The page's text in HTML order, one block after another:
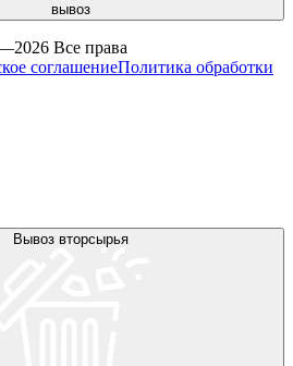
вывоз
Все права
соглашениеПолитика обработки